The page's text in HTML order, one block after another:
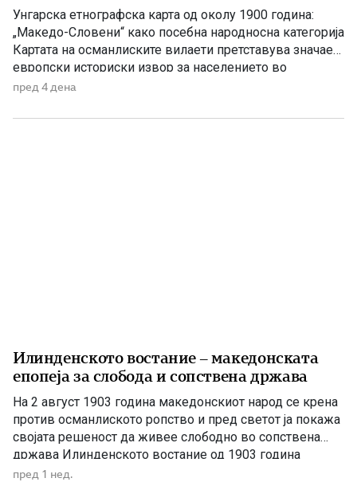
Унгарска етнографска карта од околу 1900 година:
„Македо-Словени“ како посебна народносна категорија
Картата на османлиските вилаети претставува значаен
европски историски извор за населението во
Македонија на преминот од XIX кон XX век На крајот
силни политички, црковни и пропагандни судири.
пред 4 дена
Илинденското востание – македонската
епопеја за слобода и сопствена држава
На 2 август 1903 година македонскиот народ се крена
против османлиското ропство и пред светот ја покажа
својата решеност да живее слободно во сопствена
држава Илинденското востание од 1903 година
претставува еден од најсветлите и најзначајните
пред 1 нед.